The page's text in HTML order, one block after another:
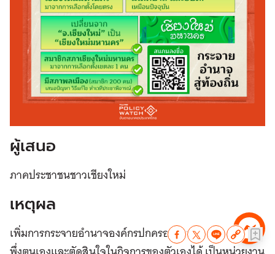
ผู้เสนอ
ภาคประชาชนชาวเชียงใหม่
เหตุผล
เพิ่มการกระจายอำนาจองค์กรปกครองส่วนท้องถิ่น สามารถ